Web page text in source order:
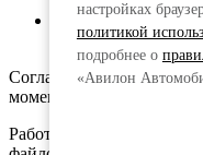
настройках
политикой
подробнее о
«Авилон
АО «АкитА»,
Волгоградский, д.
Согласие действует 75
момент на основании
Работая с сайтом, вы